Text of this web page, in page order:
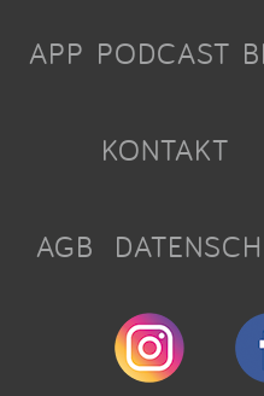
APP PODCAST
KONTAKT
AGB